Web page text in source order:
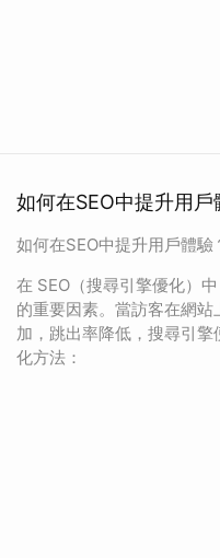
如何在SEO中提升用
如何在SEO中提升用戶體
在 SEO（搜尋引擎優化）
的重要因素。當訪客在網
加，跳出率降低，搜尋引
化方法：